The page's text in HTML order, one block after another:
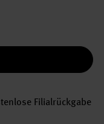
Filial­rückgabe